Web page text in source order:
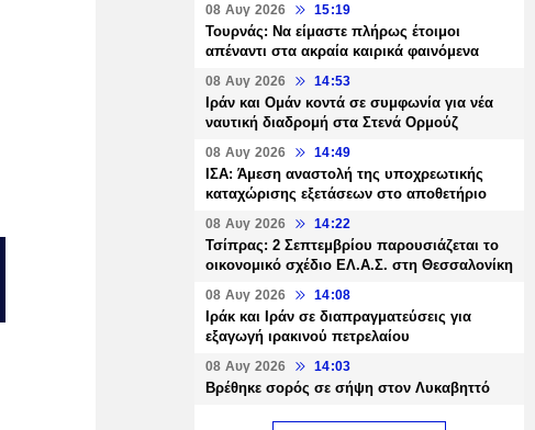
08 Αυγ 2026 15:19
Τουρνάς: Να είμαστε πλήρως έτοιμοι
απέναντι στα ακραία καιρικά φαινόμενα
08 Αυγ 2026 14:53
Ιράν και Ομάν κοντά σε συμφωνία για νέα
ναυτική διαδρομή στα Στενά Ορμούζ
08 Αυγ 2026 14:49
ΙΣΑ: Άμεση αναστολή της υποχρεωτικής
καταχώρισης εξετάσεων στο αποθετήριο
08 Αυγ 2026 14:22
Τσίπρας: 2 Σεπτεμβρίου παρουσιάζεται το
οικονομικό σχέδιο ΕΛ.Α.Σ. στη Θεσσαλονίκη
08 Αυγ 2026 14:08
Ιράκ και Ιράν σε διαπραγματεύσεις για
εξαγωγή ιρακινού πετρελαίου
08 Αυγ 2026 14:03
Βρέθηκε σορός σε σήψη στον Λυκαβηττό